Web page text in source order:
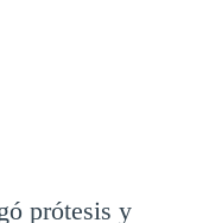
prótesis y